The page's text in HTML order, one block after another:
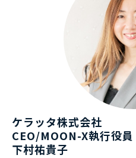
ケラッタ株式会社
CEO/MOON-X執行役員
下村祐貴子